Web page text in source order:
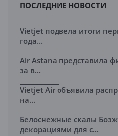
ПОСЛЕДНИЕ НОВОСТИ
Vietjet подвела итоги
года...
Air Astana представила
за в...
Vietjet Air объявила
на...
Белоснежные скалы
декорациями для с...